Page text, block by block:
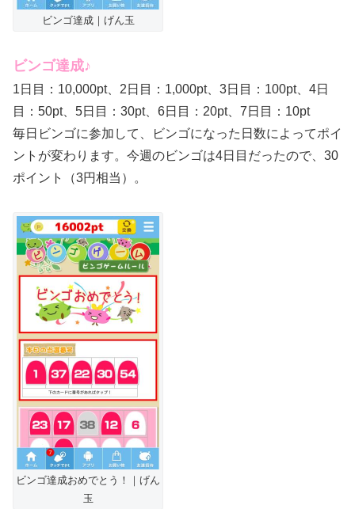
ビンゴ達成｜げん玉
ビンゴ達成♪
1日目：10,000pt、2日目：1,000pt、3日目：100pt、4日
目：50pt、5日目：30pt、6日目：20pt、7日目：10pt
毎日ビンゴに参加して、ビンゴになった日数によってポイ
ントが変わります。今週のビンゴは4日目だったので、30
ポイント（3円相当）。
ビンゴ達成おめでとう！｜げん
玉